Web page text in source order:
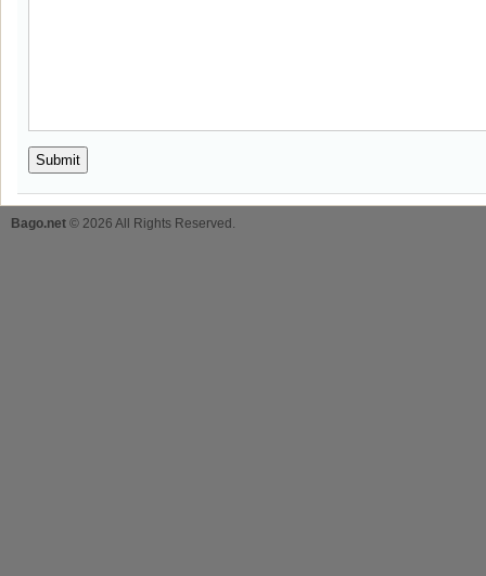
Bago.net © 2026 All Rights Reserved.